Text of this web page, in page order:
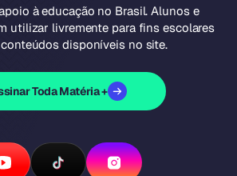
à educação no Brasil. Alunos e
utilizar livremente para fins escolares
disponíveis no site.
Toda Matéria +